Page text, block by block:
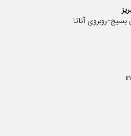
بسیج-روبروی آناتا